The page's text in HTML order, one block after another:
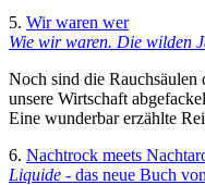
5. Wir waren wer
Wie wir waren. Die wilden
Noch sind die
unsere Wirtschaft
Eine wunderbar erzählte
6. Nachtrock meets
Liquide - das neue Buch